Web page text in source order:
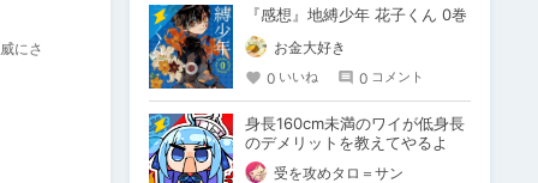
にさ
『感想』地縛少年 花子くん 0巻
お金大好き
0 いいね 0 コメント
身長160cm未満のワイが低身長
のデメリットを教えてやるよ
受を攻めタロ＝サン